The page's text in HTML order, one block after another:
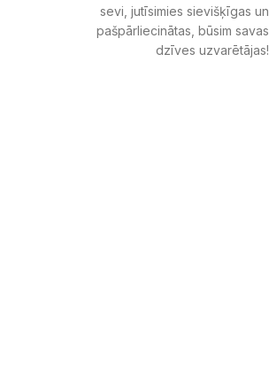
sevi, jutīsimies sievišķīgas un
pašpārliecinātas, būsim savas
dzīves uzvarētājas!